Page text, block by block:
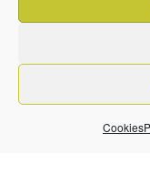
Cookies